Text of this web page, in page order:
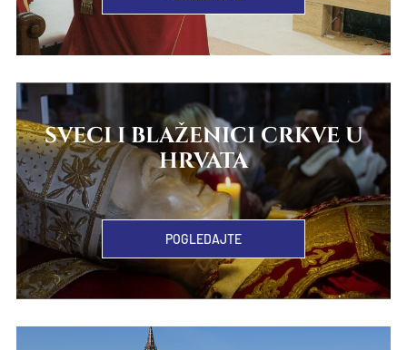
SVECI I BLAŽENICI CRKVE U
HRVATA
POGLEDAJTE